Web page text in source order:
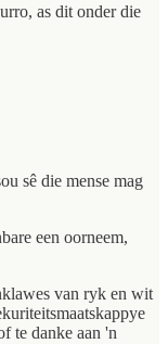
as dit onder die
sê die mense mag
een oorneem,
van ryk en wit
te danke aan 'n